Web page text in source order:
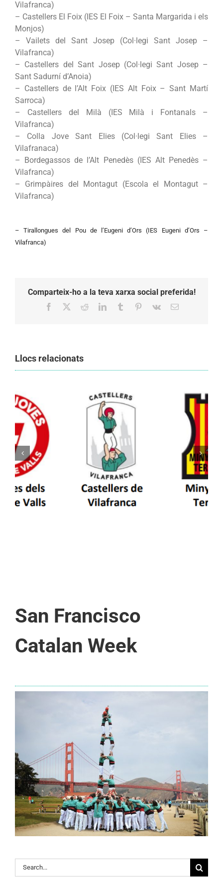
Vilafranca)
– Castellers El Foix (IES El Foix – Santa Margarida i els
Monjos)
– Vailets del Sant Josep (Col·legi Sant Josep –
Vilafranca)
– Castellers del Sant Josep (Col·legi Sant Josep –
Sant Sadurní d’Anoia)
– Castellers de l’Alt Foix (IES Alt Foix – Sant Martí
Sarroca)
– Castellers del Milà (IES Milà i Fontanals –
Vilafranca)
– Colla Jove Sant Elies (Col·legi Sant Elies –
Vilafranaca)
– Bordegassos de l’Alt Penedès (IES Alt Penedès –
Vilafranca)
– Grimpàires del Montagut (Escola el Montagut –
Vilafranca)
– Tirallongues del Pou de l’Eugeni d’Ors (IES Eugeni d’Ors –
Vilafranca)
Comparteix-ho a la teva xarxa social preferida!
Facebook RedditLinkedInTumblr Pinterest
Vk Email:
Llocs relacionats
Els Castellers de Vilafranca unieixen tradició i
patrimoni en un viatge de colla a la Vall
d’Aran i a la Vall de Boí
San Francisco
Catalan Week
Search
for: